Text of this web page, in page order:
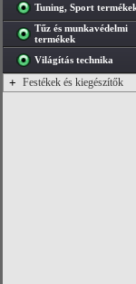
Tuning, Sport
Tűz és munkavédelmi
termékek
Világítás technika
+ Festékek és kiegészítők